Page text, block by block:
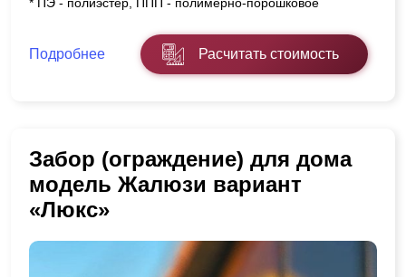
Подробнее Расчитать стоимость
Забор (ограждение) для дома
модель Жалюзи вариант
«Люкс»